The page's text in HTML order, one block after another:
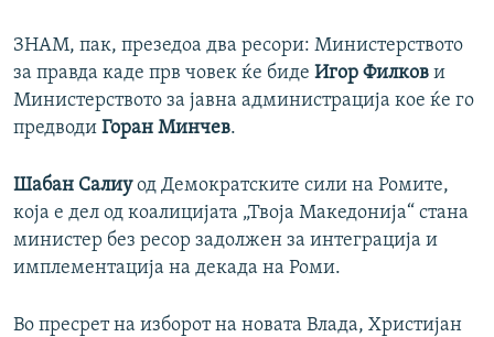
ЗНАМ, пак, презедоа два ресори: Министерството
за правда каде прв човек ќе биде Игор Филков и
Министерството за јавна администрација кое ќе го
предводи Горан Минчев.
Шабан Салиуод Демократските сили на Ромите,
која е дел од коалицијата „Твоја Македонија“ стана
министер без ресор задолжен за интеграција и
имплементација на декада на Роми.
Во пресрет на изборот на новата Влада, Христијан